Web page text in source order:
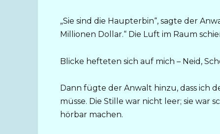
„Sie sind die Haupterbin“, sagte der
Millionen Dollar.“ Die Luft im Raum
Blicke hefteten sich auf mich – Neid,
Dann fügte der Anwalt hinzu, dass ich
müsse. Die Stille war nicht leer; sie war
hörbar machen.